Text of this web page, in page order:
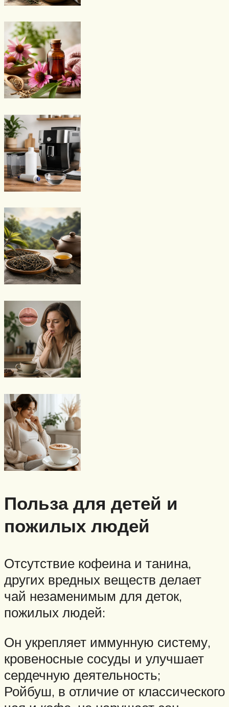
Польза для детей и
пожилых людей
Отсутствие кофеина и танина,
других вредных веществ делает
чай незаменимым для деток,
пожилых людей:
Он укрепляет иммунную систему,
кровеносные сосуды и улучшает
сердечную деятельность;
Ройбуш, в отличие от классического